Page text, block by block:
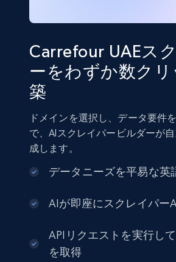
Carrefour UAEス
ーをわずか数ク
築
ドメインを選択し、データ要件
で、AIスクレイパービルダーが
成します。
データニーズを平易な英
AIが即座にスクレイパー
APIリクエストを実行し
を取得